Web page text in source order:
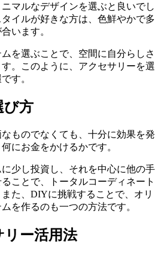
マルなデザインを選ぶと良いでし
イルが好きな方は、色鮮やかで多
います。
を選ぶことで、空間に自分らしさ
。このように、アクセサリーを選
す。
び方
ものでなくても、十分に効果を発
にお金をかけるかです。
少し投資し、それを中心に他の手
ことで、トータルコーディネート
た、DIYに挑戦することで、オリ
を作るのも一つの方法です。
ー活用法